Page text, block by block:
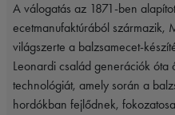
A válogatás az 1871-ben
ecetmanufaktúrából származik,
világszerte a balzsamecet-
Leonardi család generációk óta
technológiát, amely során a
hordókban fejlődnek,